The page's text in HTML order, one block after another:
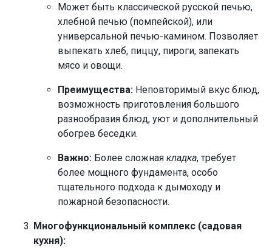
Может быть классической русской печью,
хлебной печью (помпейской), или
универсальной печью-камином. Позволяет
выпекать хлеб, пиццу, пироги, запекать
мясо и овощи.
Преимущества: Неповторимый вкус блюд,
возможность приготовления большого
разнообразия блюд, уют и дополнительный
обогрев беседки.
Важно: Более сложная кладка, требует
более мощного фундамента, особо
тщательного подхода к дымоходу и
пожарной безопасности.
Многофункциональный комплекс (садовая
кухня):